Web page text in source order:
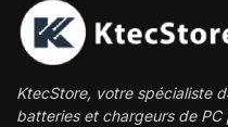
KtecStore, votre spécialiste
batteries et chargeurs de